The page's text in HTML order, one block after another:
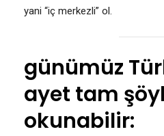
yani “iç merkezli” ol.
günümüz
ayet tam
okunabilir: